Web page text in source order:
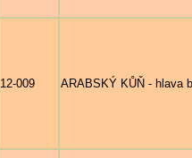
12-009 ARABSKÝ KŮŇ - hlava